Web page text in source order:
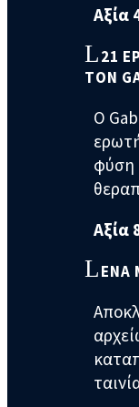
Αξία
21
ΤΟΝ
Ο
φύση
Αξία
ΕΝΑ